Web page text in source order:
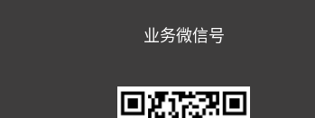
业务微信号